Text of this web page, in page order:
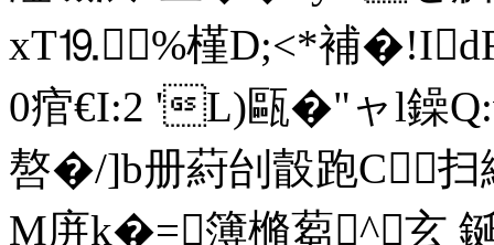
xT⒚%槿D;<*補
0痯€I:2 'L)甌�"ャl鐰
嗸�/]b册葤刣瞉跑
M庰k�=簿樇蒭^玄